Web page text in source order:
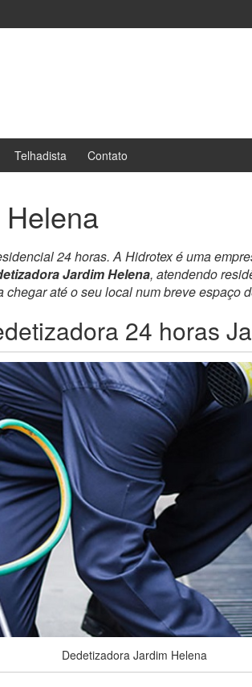
Telhadista Contato
24 horas. A Hidrotex é uma
Jardim Helena, atendendo
até o seu local num breve espaço
24 horas
Dedetizadora Jardim Helena